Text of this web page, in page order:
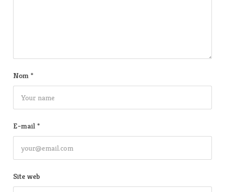
Nom *
E-mail *
Site web